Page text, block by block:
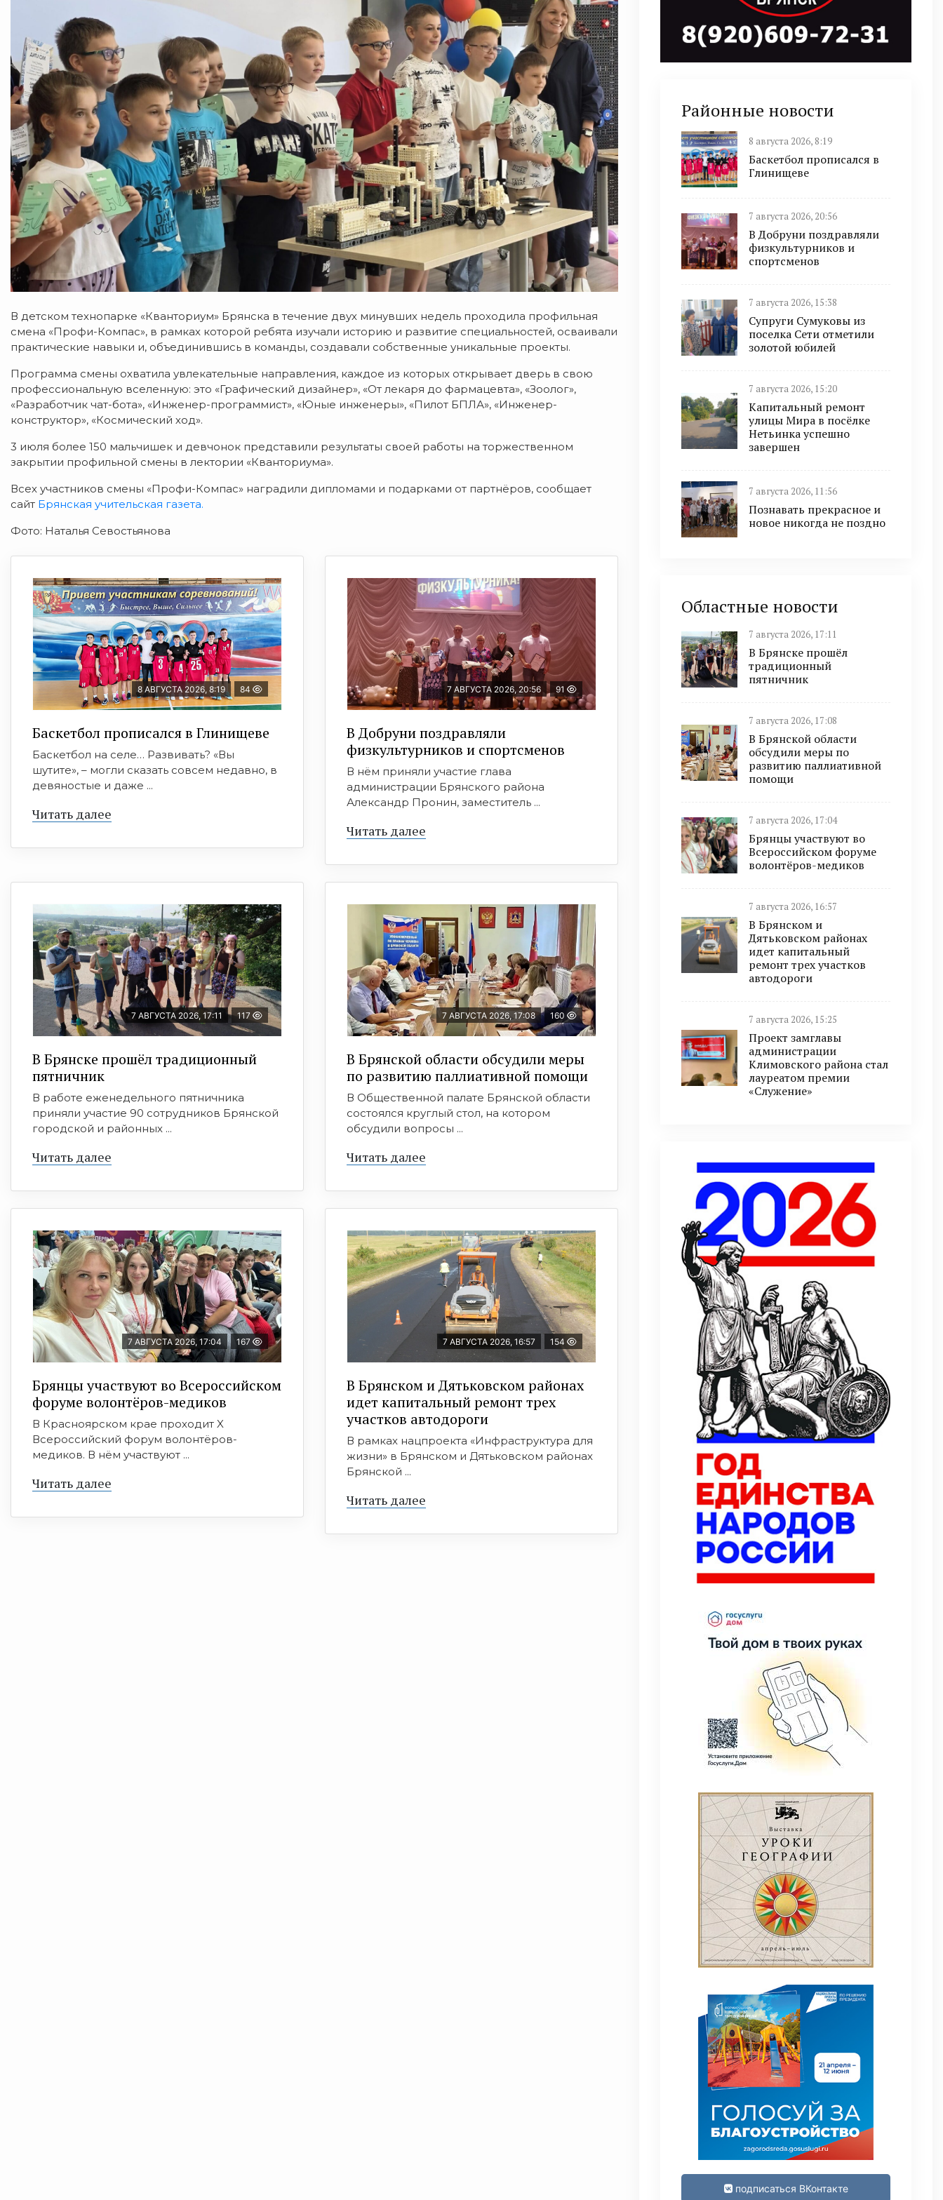
В детском технопарке «Кванториум» Брянска в течение двух минувших недель проходила профильная
смена «Профи-Компас», в рамках которой ребята изучали историю и развитие специальностей, осваивали
практические навыки и, объединившись в команды, создавали собственные уникальные проекты.
Программа смены охватила увлекательные направления, каждое из которых открывает дверь в свою
профессиональную вселенную: это «Графический дизайнер», «От лекаря до фармацевта», «Зоолог»,
«Разработчик чат-бота», «Инженер-программист», «Юные инженеры», «Пилот БПЛА», «Инженер-
конструктор», «Космический ход».
3 июля более 150 мальчишек и девчонок представили результаты своей работы на торжественном
закрытии профильной смены в лектории «Кванториума».
Всех участников смены «Профи-Компас» наградили дипломами и подарками от партнёров, сообщает
сайт Брянская учительская газета.
Фото: Наталья Севостьянова
8 АВГУСТА 2026, 8:19 84
Баскетбол прописался в Глинищеве
Баскетбол на селе… Развивать? «Вы
шутите», – могли сказать совсем недавно, в
девяностые и даже ...
Читать далее
7 АВГУСТА 2026, 20:56 91
В Добруни поздравляли
физкультурников и спортсменов
В нём приняли участие глава
администрации Брянского района
Александр Пронин, заместитель ...
Читать далее
7 АВГУСТА 2026, 17:11 117
В Брянске прошёл традиционный
пятничник
В работе еженедельного пятничника
приняли участие 90 сотрудников Брянской
городской и районных ...
Читать далее
7 АВГУСТА 2026, 17:08 160
В Брянской области обсудили меры
по развитию паллиативной помощи
В Общественной палате Брянской области
состоялся круглый стол, на котором
обсудили вопросы ...
Читать далее
7 АВГУСТА 2026, 17:04 167
Брянцы участвуют во Всероссийском
форуме волонтёров-медиков
В Красноярском крае проходит X
Всероссийский форум волонтёров-
медиков. В нём участвуют ...
Читать далее
7 АВГУСТА 2026, 16:57 154
В Брянском и Дятьковском районах
идет капитальный ремонт трех
участков автодороги
В рамках нацпроекта «Инфраструктура для
жизни» в Брянском и Дятьковском районах
Брянской ...
Читать далее
Районные новости
8 августа 2026, 8:19
Баскетбол прописался в
Глинищеве
7 августа 2026, 20:56
В Добруни поздравляли
физкультурников и
спортсменов
7 августа 2026, 15:38
Супруги Сумуковы из
поселка Сети отметили
золотой юбилей
7 августа 2026, 15:20
Капитальный ремонт
улицы Мира в посёлке
Нетьинка успешно
завершен
7 августа 2026, 11:56
Познавать прекрасное и
новое никогда не поздно
Областные новости
7 августа 2026, 17:11
В Брянске прошёл
традиционный
пятничник
7 августа 2026, 17:08
В Брянской области
обсудили меры по
развитию паллиативной
помощи
7 августа 2026, 17:04
Брянцы участвуют во
Всероссийском форуме
волонтёров-медиков
7 августа 2026, 16:57
В Брянском и
Дятьковском районах
идет капитальный
ремонт трех участков
автодороги
7 августа 2026, 15:25
Проект замглавы
администрации
Климовского района стал
лауреатом премии
«Служение»
подписаться ВКонтакте